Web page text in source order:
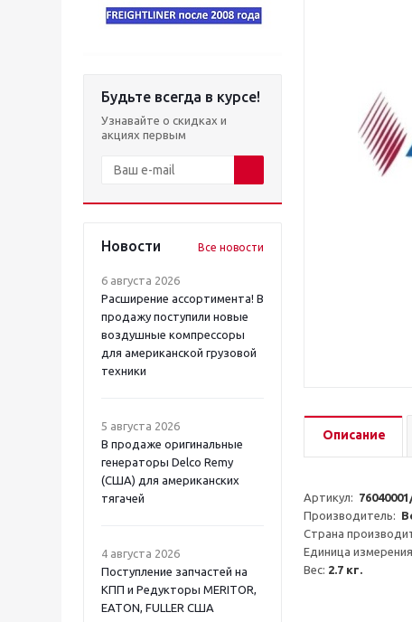
Будьте всегда в курсе!
Узнавайте о скидках и
акциях первым
Новости Все новости
6 августа 2026
Расширение ассортимента! В
продажу поступили новые
воздушные компрессоры
для американской грузовой
техники
5 августа 2026
В продаже оригинальные
генераторы Delco Remy
(США) для американских
тягачей
4 августа 2026
Поступление запчастей на
КПП и Редукторы MERITOR,
EATON, FULLER США
Описание
Артикул:
Производитель:
Страна
Единица
Вес: 2.7 кг.